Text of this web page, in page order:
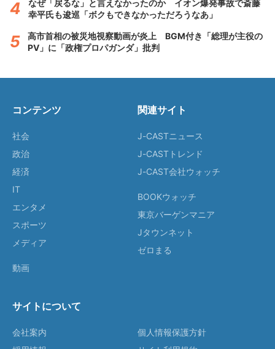
なぜ「戻るな」と言えなかったのか イオン爆発事故で斎藤
幸平氏も逡巡「ボクもできなかっただろうなあ」
高市首相の被災地視察動画が炎上 BGM付き「総理が主役の
PV」に「政権プロパガンダ」批判
コンテンツ
社会
政治
経済
IT
エンタメ
スポーツ
メディア
動画
関連サイト
J-CASTニュース
J-CASTトレンド
J-CAST会社ウォッチ
BOOKウォッチ
東京バーゲンマニア
Jタウンネット
ゼロまる
サイトについて
会社案内
個人情報保護方針